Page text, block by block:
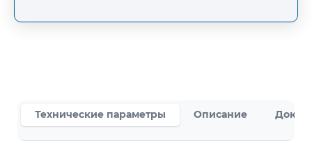
Технические параметры Описание